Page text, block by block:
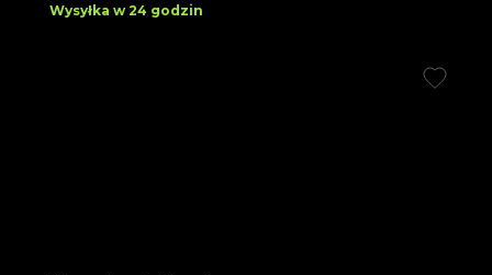
Wysyłka w 24 godzin